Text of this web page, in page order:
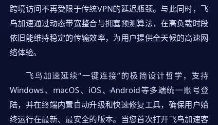
跨境访问不再受限于传统VPN的延迟瓶颈。与此同时，飞
鸟加速通过动态带宽整合与拥塞预测算法，在高负载时段
依旧能维持稳定的传输效率，为用户提供全天候的高速网
络体验。
飞鸟加速延续“一键连接”的极简设计哲学，支持
Windows、macOS、iOS、Android等多端统一账号登
陆，并在终端内置自动升级和快速修复工具，确保用户始
终运行在最新、最安全的版本。当您首次打开飞鸟加速客